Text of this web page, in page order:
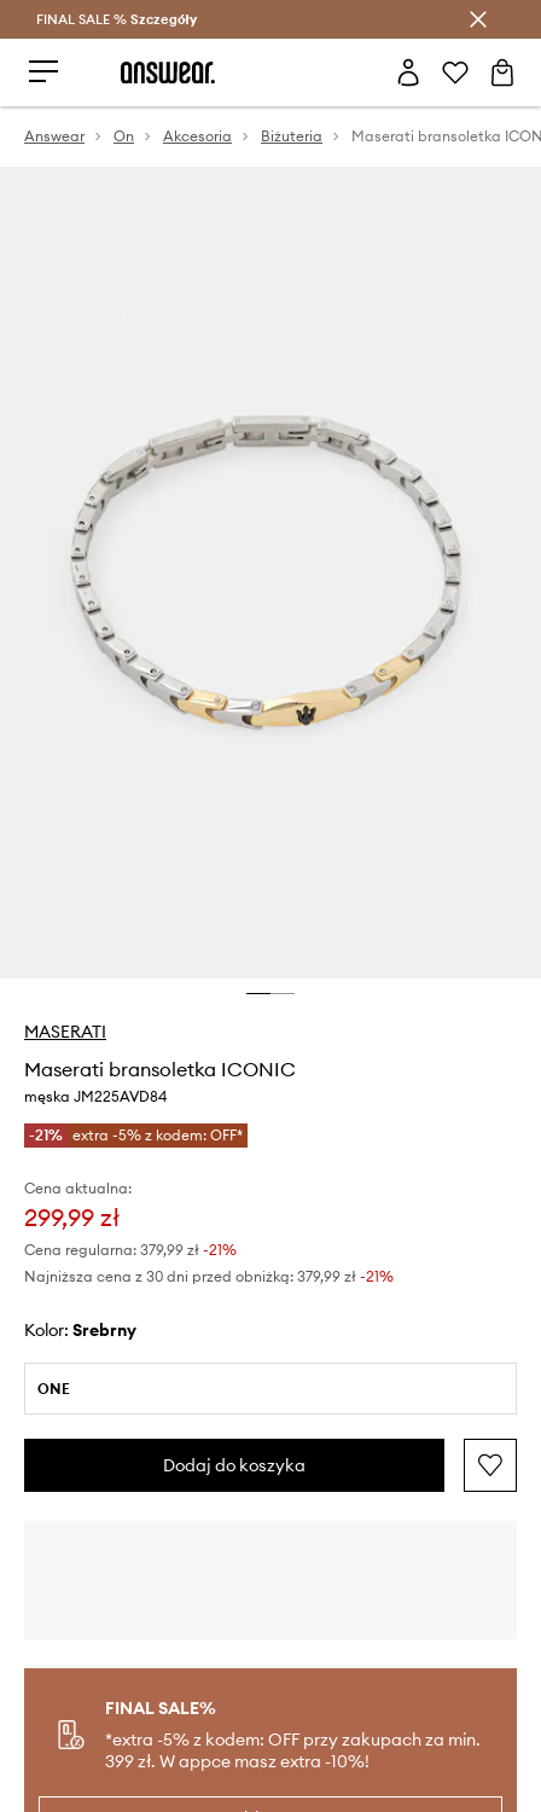
Oszczędzaj z Answear Club >
FINAL SALE % Szczegóły
Answear On Akcesoria Biżuteria Maserati bransoletka
MASERATI
Maserati bransoletka ICONIC
męska JM225AVD84
-21% extra -5% z kodem: OFF*
Cena aktualna:
299,99 zł
Cena regularna: 379,99 zł -21%
Najniższa cena z 30 dni przed obniżką: 379,99 zł -21%
Kolor: srebrny
ONE
Dodaj do koszyka
FINAL SALE%
*extra -5% z kodem: OFF przy zakupach za min.
399 zł. W appce masz extra -10%!